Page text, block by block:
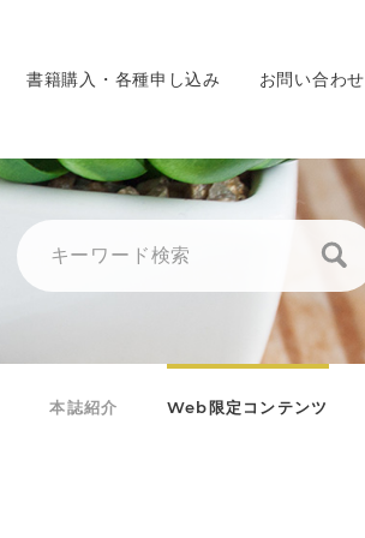
書籍購入・各種申し込み お問い合わせ
本誌紹介 Web限定コンテンツ